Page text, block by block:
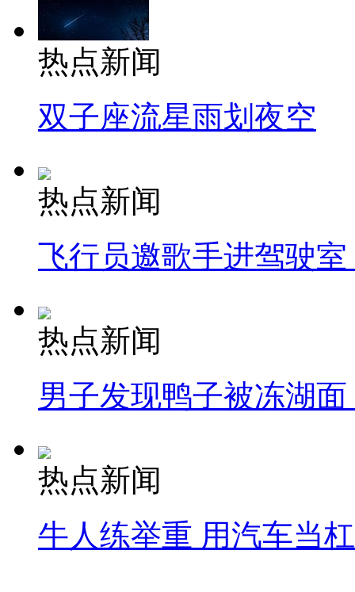
热点新闻
双子座流星雨划夜空
热点新闻
飞行员邀歌手进驾驶
热点新闻
男子发现鸭子被冻湖
热点新闻
牛人练举重 用汽车当